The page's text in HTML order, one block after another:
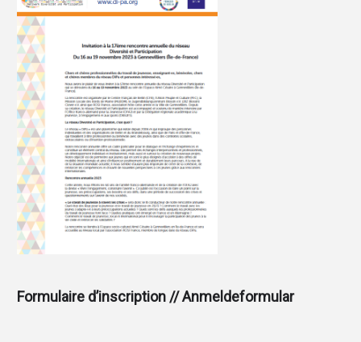
Formulaire d’inscription // Anmeldeformular